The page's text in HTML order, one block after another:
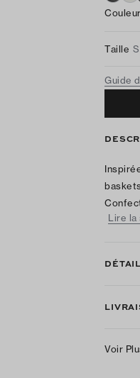
Taille
Guide
Lire la
Voir